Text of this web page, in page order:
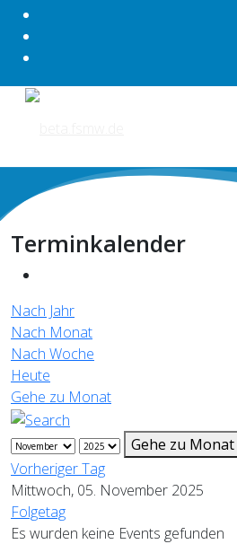
Terminkalender
Nach Jahr
Nach Monat
Nach Woche
Heute
Gehe zu Monat
Gehe zu Monat
Vorheriger Tag
Mittwoch, 05. November 2025
Folgetag
Es wurden keine Events gefunden